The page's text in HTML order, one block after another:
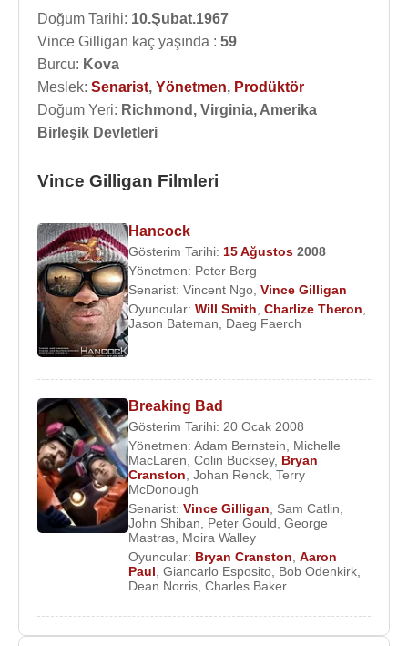
Doğum Tarihi: 10.Şubat.1967
Vince Gilligan kaç yaşında : 59
Burcu: Kova
Meslek: Senarist, Yönetmen, Prodüktör
Doğum Yeri: Richmond, Virginia, Amerika
Birleşik Devletleri
Vince Gilligan Filmleri
Hancock
Gösterim Tarihi: 15 Ağustos 2008
Yönetmen: Peter Berg
Senarist: Vincent Ngo Vince Gilligan
Oyuncular: Will Smith Charlize Theron
Jason Bateman
Daeg Faerch
Breaking Bad
Gösterim Tarihi: 20 Ocak 2008
Yönetmen: Adam Bernstein, Michelle
MacLaren, Colin Bucksey, Bryan
Cranston, Johan Renck, Terry
McDonough
Senarist: Vince Gilligan, Sam Catlin,
John Shiban, Peter Gould, George
Mastras, Moira Walley
Oyuncular: Bryan Cranston, Aaron
Paul, Giancarlo Esposito, Bob Odenkirk,
Dean Norris, Charles Baker